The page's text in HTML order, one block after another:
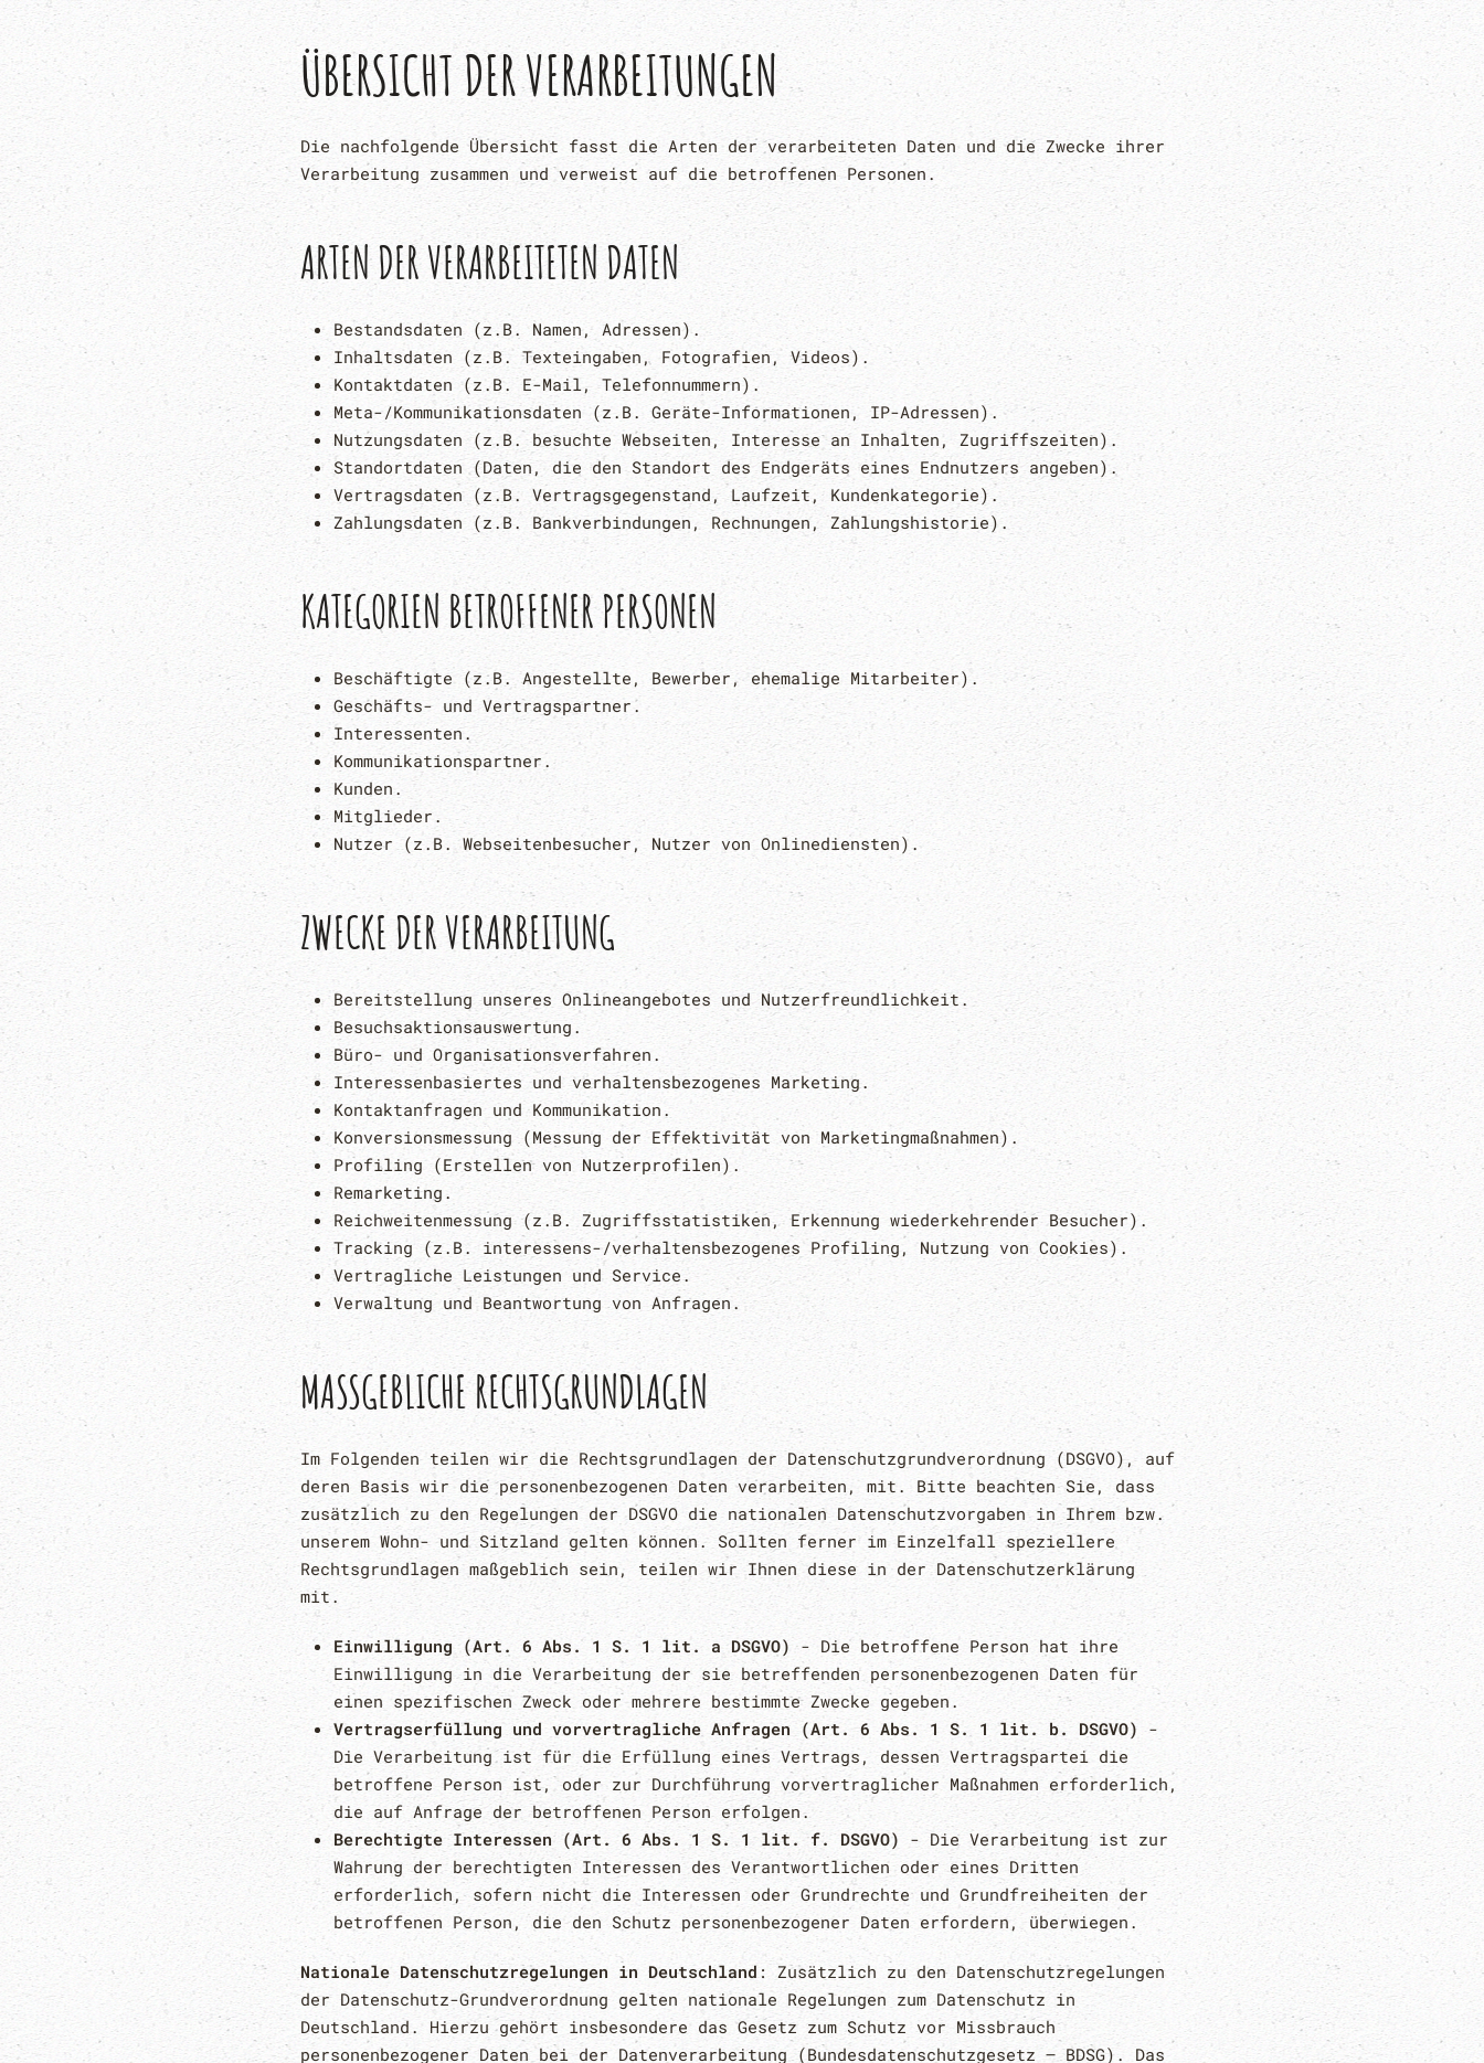
ÜBERSICHT DER VERARBEITUNGEN
Die nachfolgende Übersicht fasst die Arten der verarbeiteten Daten und die Zwecke ihrer
Verarbeitung zusammen und verweist auf die betroffenen Personen.
ARTEN DER VERARBEITETEN DATEN
Bestandsdaten (z.B. Namen, Adressen).
Inhaltsdaten (z.B. Texteingaben, Fotografien, Videos).
Kontaktdaten (z.B. E-Mail, Telefonnummern).
Meta-/Kommunikationsdaten (z.B. Geräte-Informationen, IP-Adressen).
Nutzungsdaten (z.B. besuchte Webseiten, Interesse an Inhalten, Zugriffszeiten).
Standortdaten (Daten, die den Standort des Endgeräts eines Endnutzers angeben).
Vertragsdaten (z.B. Vertragsgegenstand, Laufzeit, Kundenkategorie).
Zahlungsdaten (z.B. Bankverbindungen, Rechnungen, Zahlungshistorie).
KATEGORIEN BETROFFENER PERSONEN
Beschäftigte (z.B. Angestellte, Bewerber, ehemalige Mitarbeiter).
Geschäfts- und Vertragspartner.
Interessenten.
Kommunikationspartner.
Kunden.
Mitglieder.
Nutzer (z.B. Webseitenbesucher, Nutzer von Onlinediensten).
ZWECKE DER VERARBEITUNG
Bereitstellung unseres Onlineangebotes und Nutzerfreundlichkeit.
Besuchsaktionsauswertung.
Büro- und Organisationsverfahren.
Interessenbasiertes und verhaltensbezogenes Marketing.
Kontaktanfragen und Kommunikation.
Konversionsmessung (Messung der Effektivität von Marketingmaßnahmen).
Profiling (Erstellen von Nutzerprofilen).
Remarketing.
Reichweitenmessung (z.B. Zugriffsstatistiken, Erkennung wiederkehrender Besucher).
Tracking (z.B. interessens-/verhaltensbezogenes Profiling, Nutzung von Cookies).
Vertragliche Leistungen und Service.
Verwaltung und Beantwortung von Anfragen.
MASSGEBLICHE RECHTSGRUNDLAGEN
Im Folgenden teilen wir die Rechtsgrundlagen der Datenschutzgrundverordnung (DSGVO), auf
deren Basis wir die personenbezogenen Daten verarbeiten, mit. Bitte beachten Sie, dass
zusätzlich zu den Regelungen der DSGVO die nationalen Datenschutzvorgaben in Ihrem bzw.
unserem Wohn- und Sitzland gelten können. Sollten ferner im Einzelfall speziellere
Rechtsgrundlagen maßgeblich sein, teilen wir Ihnen diese in der Datenschutzerklärung
mit.
Einwilligung (Art. 6 Abs. 1 S. 1 lit. a DSGVO) - Die betroffene Person hat ihre
Einwilligung in die Verarbeitung der sie betreffenden personenbezogenen Daten für
einen spezifischen Zweck oder mehrere bestimmte Zwecke gegeben.
Vertragserfüllung und vorvertragliche Anfragen (Art. 6 Abs. 1 S. 1 lit. b. DSGVO) -
Die Verarbeitung ist für die Erfüllung eines Vertrags, dessen Vertragspartei die
betroffene Person ist, oder zur Durchführung vorvertraglicher Maßnahmen erforderlich,
die auf Anfrage der betroffenen Person erfolgen.
Berechtigte Interessen (Art. 6 Abs. 1 S. 1 lit. f. DSGVO) - Die Verarbeitung ist zur
Wahrung der berechtigten Interessen des Verantwortlichen oder eines Dritten
erforderlich, sofern nicht die Interessen oder Grundrechte und Grundfreiheiten der
betroffenen Person, die den Schutz personenbezogener Daten erfordern, überwiegen.
Nationale Datenschutzregelungen in Deutschland : Zusätzlich zu den Datenschutzregelungen
der Datenschutz-Grundverordnung gelten nationale Regelungen zum Datenschutz in
Deutschland. Hierzu gehört insbesondere das Gesetz zum Schutz vor Missbrauch
personenbezogener Daten bei der Datenverarbeitung (Bundesdatenschutzgesetz – BDSG). Das